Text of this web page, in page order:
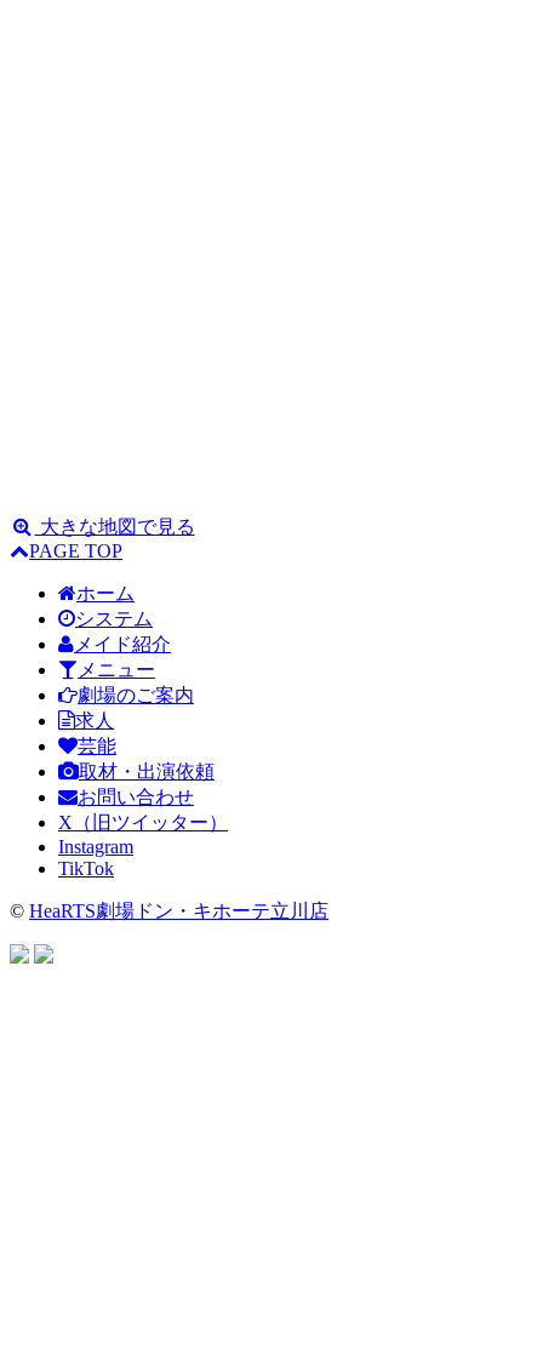
大きな地図で見る
PAGE TOP
ホーム
システム
メイド紹介
メニュー
劇場のご案内
求人
芸能
取材・出演依頼
お問い合わせ
X（旧ツイッター）
Instagram
TikTok
© HeaRTS劇場ドン・キホーテ立川店